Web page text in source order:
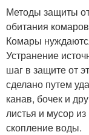
Методы защиты
обитания комаров
Комары
Устранение
шаг в защите от
сделано путем
канав, бочек и
листья и мусор
скопление воды.